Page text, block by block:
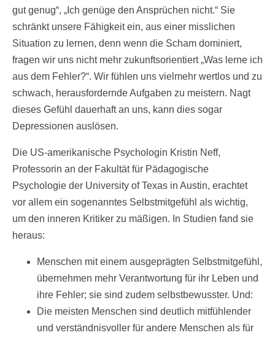
gut genug“, „Ich genüge den Ansprüchen nicht.“ Sie
schränkt unsere Fähigkeit ein, aus einer misslichen
Situation zu lernen, denn wenn die Scham dominiert,
fragen wir uns nicht mehr zukunftsorientiert „Was lerne ich
aus dem Fehler?“. Wir fühlen uns vielmehr wertlos und zu
schwach, herausfordernde Aufgaben zu meistern. Nagt
dieses Gefühl dauerhaft an uns, kann dies sogar
Depressionen auslösen.
Die US-amerikanische Psychologin Kristin Neff,
Professorin an der Fakultät für Pädagogische
Psychologie der University of Texas in Austin, erachtet
vor allem ein sogenanntes Selbstmitgefühl als wichtig,
um den inneren Kritiker zu mäßigen. In Studien fand sie
heraus:
Menschen mit einem ausgeprägten Selbstmitgefühl,
übernehmen mehr Verantwortung für ihr Leben und
ihre Fehler; sie sind zudem selbstbewusster. Und:
Die meisten Menschen sind deutlich mitfühlender
und verständnisvoller für andere Menschen als für